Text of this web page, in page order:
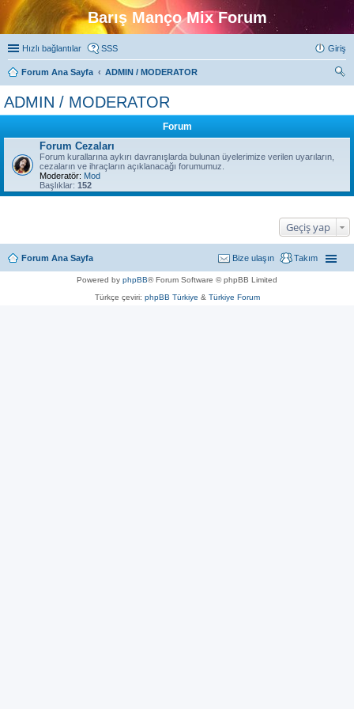
Barış Manço Mix Forum
Hızlı bağlantılar SSS Giriş
Forum Ana Sayfa
ADMIN / MODERATOR
ADMIN / MODERATOR
Forum
Forum Cezaları
Forum kurallarına aykırı davranışlarda bulunan üyelerimize verilen uyarıların,
cezaların ve ihraçların açıklanacağı forumumuz.
Moderatör: Mod
Başlıklar: 152
Geçiş yap
Forum Ana Sayfa Takım
Bize ulaşın
Powered by phpBB® Forum Software © phpBB Limited
Türkçe çeviri: phpBB Türkiye & Türkiye Forum